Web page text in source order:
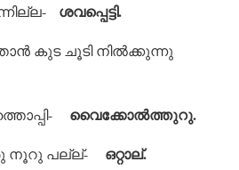
ശവപ്പെട്ടി.
കുട ചൂടി നില്‍ക്കുന്നു
വൈക്കോല്‍ത്തുറു.
നൂറു പല്ല്- ഒറ്റാല്.